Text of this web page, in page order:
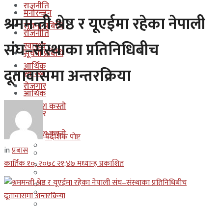
राजनीति
सूचना प्रबिधि
स्वास्थ्य
आर्थिक
रोजगार
कुन देश कस्तो
इजरायल
कुवेत
दक्षिण कोरीया
मनोरन्जन
राजनीति
सूचना प्रबिधि
स्वास्थ्य
आर्थिक
रोजगार
कुन देश कस्तो
कुवेत
श्रममन्त्री श्रेष्ठ र यूएईमा रहेका नेपाली
संघ–संस्थाका प्रतिनिधिबीच
दूतावासमा अन्तरक्रिया
बैदेशिक पोष्ट
inप्रबास
कार्तिक १०, २०७८ २१;४७ मध्यान्ह प्रकाशित